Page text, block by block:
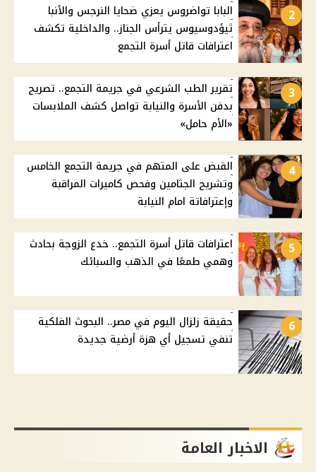
2
البابا تواضروس يعزي ضحايا النرجس والأنبا
ثيؤدوسيوس يترأس الجناز.. والداخلية تكشف
اعترافات قاتل أسرة التجمع
3
تقرير الطب الشرعي في جريمة التجمع.. تصريح
بدفن الأسرة والنيابة تواصل كشف الملابسات
«الأم حامل»
4
القبض على المتهم في جريمة التجمع الخامس
وتشريح الجثامين وفحص كاميرات المراقبة
وإعترافاتة امام النيابة
5
اعترافات قاتل أسرة التجمع.. خدع الزوجة بحادث
وهمي طمعًا في الذهب والسبائك
6
حقيقة زلزال اليوم في مصر.. البحوث الفلكية
تنفي تسجيل أي هزة أرضية جديدة
الاخبار العامة